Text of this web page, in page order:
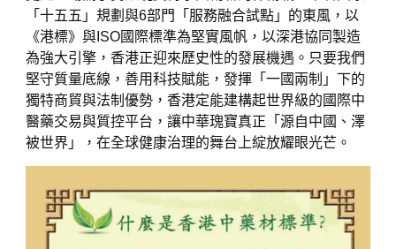
「十五五」規劃與6部門「服務融合試點」的東風，以
《港標》與ISO國際標準為堅實風帆，以深港協同製造
為強大引擎，香港正迎來歷史性的發展機遇。只要我們
堅守質量底線，善用科技賦能，發揮「一國兩制」下的
獨特商貿與法制優勢，香港定能建構起世界級的國際中
醫藥交易與質控平台，讓中華瑰寶真正「源自中國、澤
被世界」，在全球健康治理的舞台上綻放耀眼光芒。